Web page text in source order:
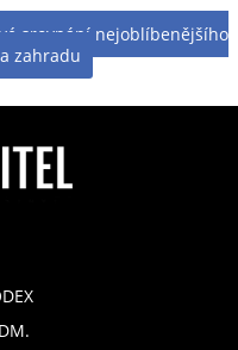
srovnání nejoblíbenějšího
zahradu